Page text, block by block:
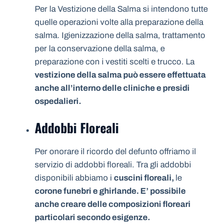
Per la Vestizione della Salma si intendono tutte
quelle operazioni volte alla preparazione della
salma. Igienizzazione della salma, trattamento
per la conservazione della salma, e
preparazione con i vestiti scelti e trucco. La
vestizione della salma può essere effettuata
anche all’interno delle cliniche e presidi
ospedalieri.
Addobbi Floreali
Per onorare il ricordo del defunto offriamo il
servizio di addobbi floreali. Tra gli addobbi
disponibili abbiamo i cuscini floreali, le
corone funebri e ghirlande. E’ possibile
anche creare delle composizioni floreari
particolari secondo esigenze.